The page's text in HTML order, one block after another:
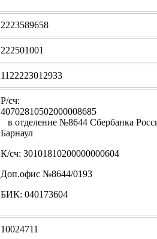
2223589658
222501001
1122223012933
Р/сч:
в отделение №8644 Сбербанка
Барнаул
К/сч: 30101810200000000604
Доп.офис №8644/0193
БИК: 040173604
10024711